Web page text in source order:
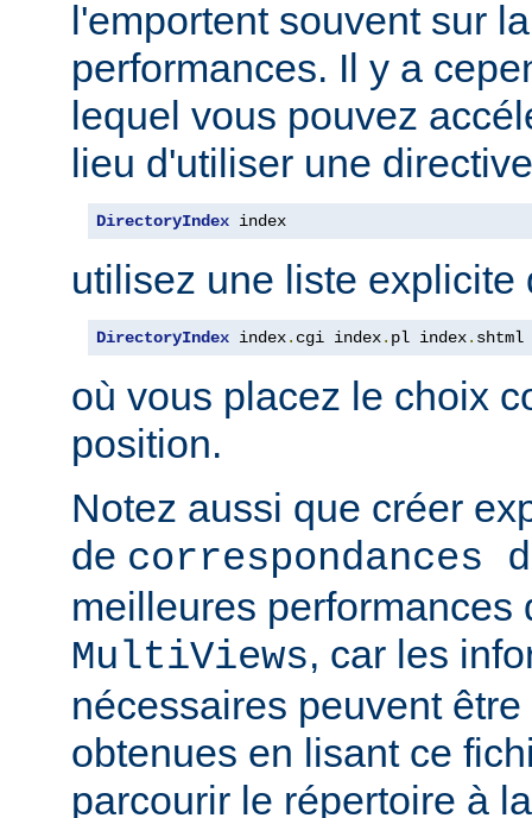
l'emportent souvent sur
performances. Il y a
lequel vous pouvez
lieu d'utiliser une
DirectoryIndex index
utilisez une liste explicite
DirectoryIndex index. cgi index. pl index. shtml
où vous placez le choix
position.
Notez aussi que créer
de correspondances
meilleures performances
MultiViews, car les
nécessaires peuvent
obtenues en lisant ce
parcourir le répertoire à